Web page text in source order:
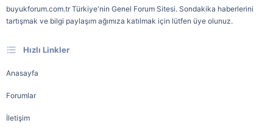
buyukforum.com.tr Türkiye'nin Genel Forum Sitesi. Sondakika haberlerini
tartışmak ve bilgi paylaşım ağımıza katılmak için lütfen üye olunuz.
Hızlı Linkler
Anasayfa
Forumlar
İletişim